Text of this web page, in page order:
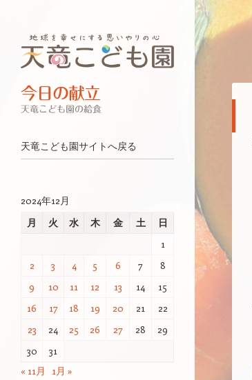
今日の献立
天竜こども園の給食
ナビゲーション
コンテンツへスキップ
天竜こども園サイトへ戻る
2024年12月
月
火 水 木 金 土
日
1
2
3 4 5 6 7
8
9
10 11 12 13 14
15
16
17 18 19 20 21
22
23
24 25 26 27 28
29
30
31
« 11月
1月 »